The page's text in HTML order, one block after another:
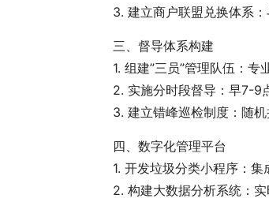
3. 建立商户联盟兑换体系
三、督导体系构建
1. 组建”三员”管理队伍：
2. 实施分时段督导：早7-9
3. 建立错峰巡检制度：随
四、数字化管理平台
1. 开发垃圾分类小程序：
2. 构建大数据分析系统：